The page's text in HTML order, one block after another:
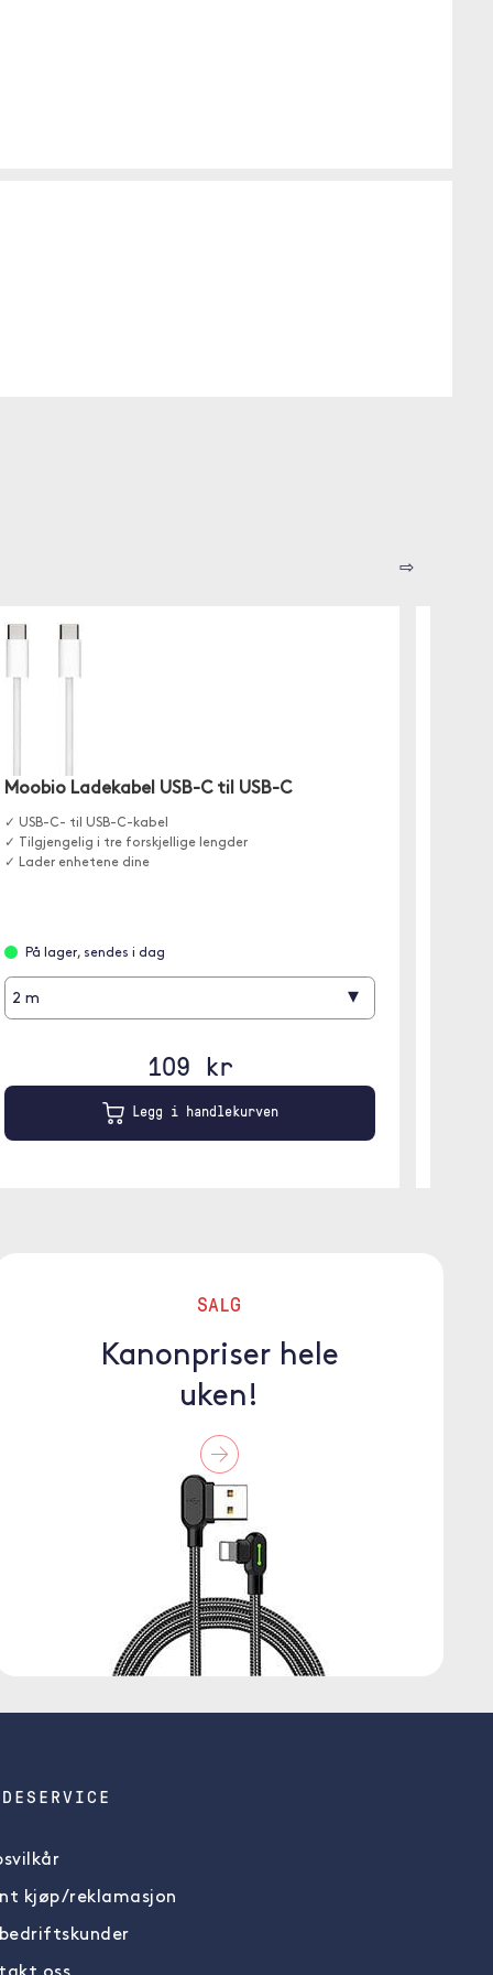
⇨
Moobio Ladekabel USB-C til USB-C
✓ USB-C- til USB-C-kabel
✓ Tilgjengelig i tre forskjellige lengder
✓ Lader enhetene dine
På lager, sendes i dag
2 m ▾
109 kr
Legg i handlekurven
SALG
Kanonpriser hele
uken!
kjøp/reklamasjon